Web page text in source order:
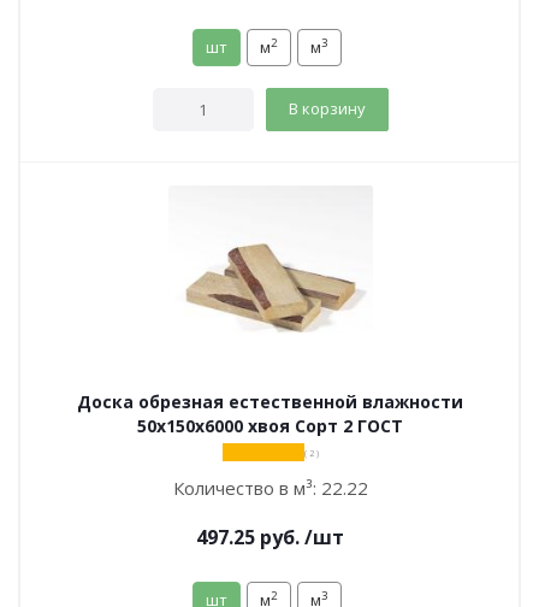
шт м2 м3
В корзину
Доска обрезная естественной влажности
50х150х6000 хвоя Сорт 2 ГОСТ
( 2 )
Количество в м³: 22.22
497.25 руб./шт
шт м2 м3